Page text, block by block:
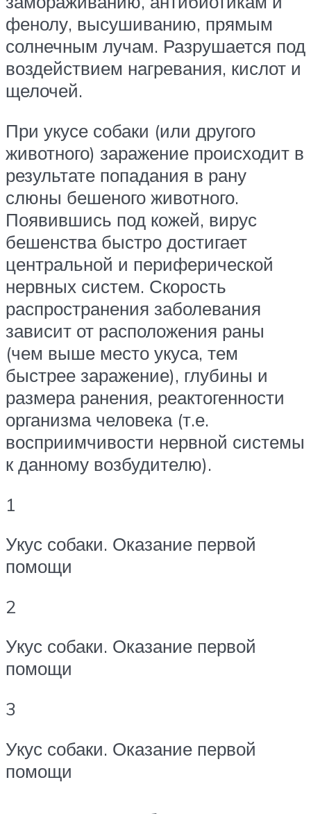
фенолу, высушиванию, прямым
солнечным лучам. Разрушается под
воздействием нагревания, кислот и
щелочей.
При укусе собаки (или другого
животного) заражение происходит в
результате попадания в рану
слюны бешеного животного.
Появившись под кожей, вирус
бешенства быстро достигает
центральной и периферической
нервных систем. Скорость
распространения заболевания
зависит от расположения раны
(чем выше место укуса, тем
быстрее заражение), глубины и
размера ранения, реактогенности
организма человека (т.е.
восприимчивости нервной системы
к данному возбудителю).
1
Укус собаки. Оказание первой
помощи
2
Укус собаки. Оказание первой
помощи
3
Укус собаки. Оказание первой
помощи